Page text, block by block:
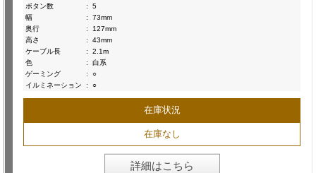
ボタン数 :
5
幅
:
73mm
奥行
:
127mm
高さ
:
43mm
ケーブル長
:
2.1m
色
:
白系
ゲーミング
:
○
イルミネーション
: ○
在庫状況
在庫なし
詳細はこちら